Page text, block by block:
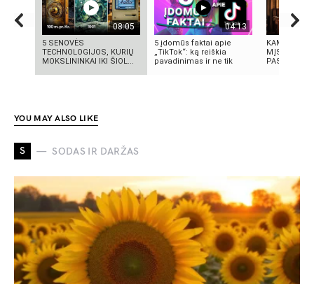
08:05
5 SENOVĖS
TECHNOLOGIJOS, KURIŲ
MOKSLININKAI IKI ŠIOL...
04:13
5 įdomūs faktai apie
„TikTok“: ką reiškia
pavadinimas ir ne tik
MĮSLINGA
PASLAPTIS
YOU MAY ALSO LIKE
S SODAS IR DARŽAS